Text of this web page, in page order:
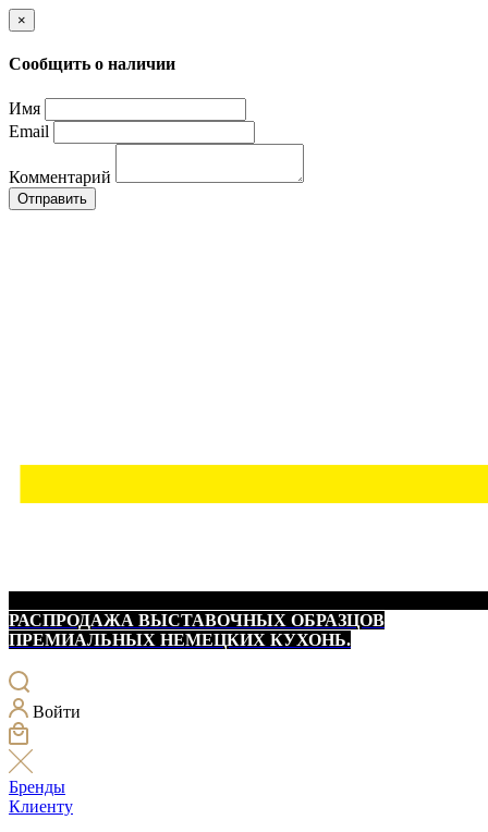
×
Сообщить о наличии
Имя
Email
Комментарий
Отправить
РАСПРОДАЖА ВЫСТАВОЧНЫХ ОБРАЗЦОВ
ПРЕМИАЛЬНЫХ НЕМЕЦКИХ КУХОНЬ.
Войти
Бренды
Клиенту